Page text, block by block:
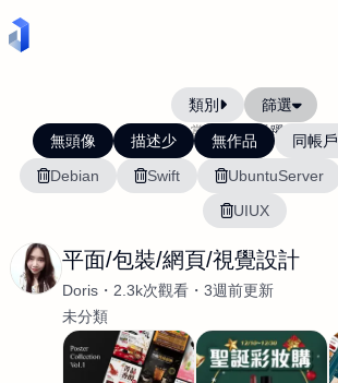
類別 篩選
當前排序: 活躍度
無頭像 描述少 無作品
同帳戶
Debian
Swift UbuntuServer
UIUX
平面/包裝/網頁/視覺設計
Doris 2.3k次觀看
3週前更新
未分類